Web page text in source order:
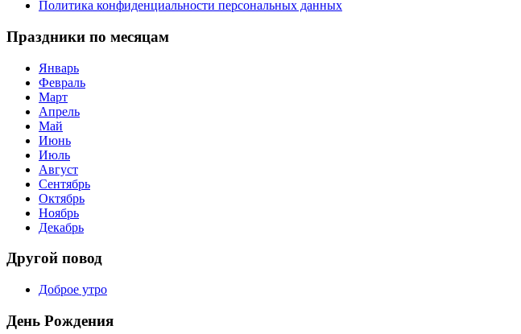
Политика конфиденциальности персональных данных
Праздники по месяцам
Январь
Февраль
Март
Апрель
Май
Июнь
Июль
Август
Сентябрь
Октябрь
Ноябрь
Декабрь
Другой повод
Доброе утро
День Рождения